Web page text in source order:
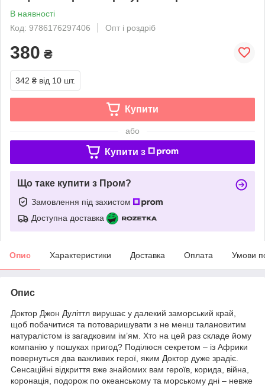
В наявності
Код: 9786176297406
Опт і роздріб
380 ₴
342 ₴ від 10 шт.
Купити
або
Купити з
Що таке купити з Пром?
Замовлення під захистом
Доступна доставка
Опис Характеристики Доставка Оплата Умови
Опис
Доктор Джон Дуліттл вирушає у далекий заморський край,
щоб побачитися та потоваришувати з не менш талановитим
натуралістом із загадковим ім’ям. Хто на цей раз складе йому
компанію у пошуках пригод? Поділюся секретом – із Африки
повернуться два важливих герої, яким Доктор дуже зрадіє.
Сенсаційні відкриття вже знайомих вам героїв, корида, війна,
коронація, подорож по океанському та морському дні – невже